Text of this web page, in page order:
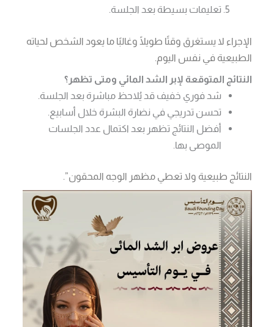
تعليمات بسيطة بعد الجلسة.
الإجراء لا يستغرق وقتًا طويلًا وغالبًا ما يعود الشخص لحياته
الطبيعية في نفس اليوم.
النتائج المتوقعة لإبر الشد المائي ومتى تظهر؟
شد فوري خفيف قد يُلاحظ مباشرة بعد الجلسة.
تحسن تدريجي في نضارة البشرة خلال أسابيع.
أفضل النتائج تظهر بعد اكتمال عدد الجلسات
الموصى بها.
النتائج طبيعية ولا تعطي مظهر الوجه المحقون”.